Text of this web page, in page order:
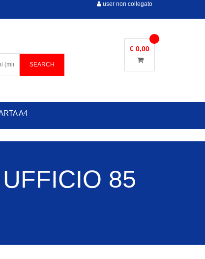
user non collegato
€ 0,00
A4
85